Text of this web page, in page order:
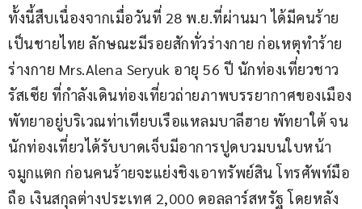
ทั้งนี้สืบเนื่องจากเมื่อวันที่ 28 พ.ย.ที่ผ่านมา ได้มีคนร้าย
เป็นชายไทย ลักษณะมีรอยสักทั่วร่างกาย ก่อเหตุทำร้าย
ร่างกาย Mrs.Alena Seryuk อายุ 56 ปี นักท่องเที่ยวชาว
รัสเซีย ที่กำลังเดินท่องเที่ยวถ่ายภาพบรรยากาศของเมือง
พัทยาอยู่บริเวณท่าเทียบเรือแหลมบาลีฮาย พัทยาใต้ จน
นักท่องเที่ยวได้รับบาดเจ็บมีอาการปูดบวมบนใบหน้า
จมูกแตก ก่อนคนร้ายจะแย่งชิงเอาทรัพย์สิน โทรศัพท์มือ
ถือ เงินสกุลต่างประเทศ 2,000 ดอลลาร์สหรัฐ โดยหลัง